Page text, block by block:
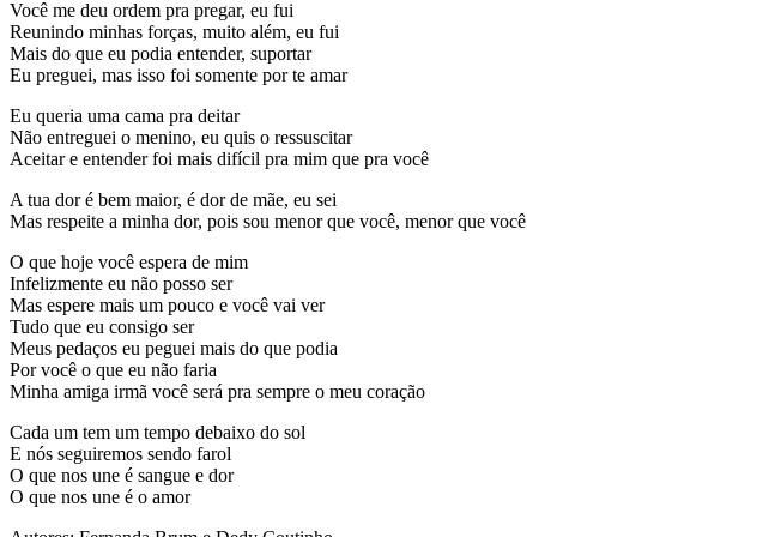
Você me deu ordem pra pregar, eu fui
Reunindo minhas forças, muito além, eu fui
Mais do que eu podia entender, suportar
Eu preguei, mas isso foi somente por te amar
Eu queria uma cama pra deitar
Não entreguei o menino, eu quis o ressuscitar
Aceitar e entender foi mais difícil pra mim que pra você
A tua dor é bem maior, é dor de mãe, eu sei
Mas respeite a minha dor, pois sou menor que você, menor que você
O que hoje você espera de mim
Infelizmente eu não posso ser
Mas espere mais um pouco e você vai ver
Tudo que eu consigo ser
Meus pedaços eu peguei mais do que podia
Por você o que eu não faria
Minha amiga irmã você será pra sempre o meu coração
Cada um tem um tempo debaixo do sol
E nós seguiremos sendo farol
O que nos une é sangue e dor
O que nos une é o amor